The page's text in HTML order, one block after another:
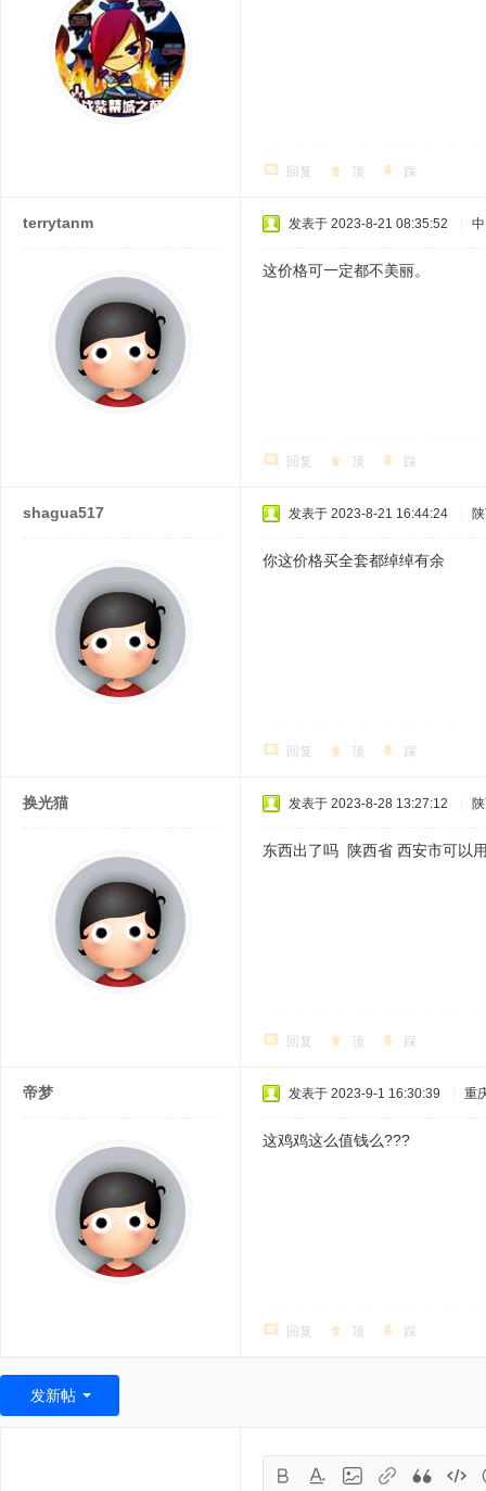
回复 顶 踩
terrytanm 发表于 2023-8-21 08:35:52
这价格可一定都不美丽。
回复 顶 踩
shagua517 发表于 2023-8-21 16:44:24
你这价格买全套都绰绰有余
回复 顶 踩
换光猫 发表于 2023-8-28 13:27:12
东西出了吗 陕西省 西安市可以
回复 顶 踩
帝梦 发表于 2023-9-1 16:30:39 重
这鸡鸡这么值钱么???
回复 顶 踩
发新帖